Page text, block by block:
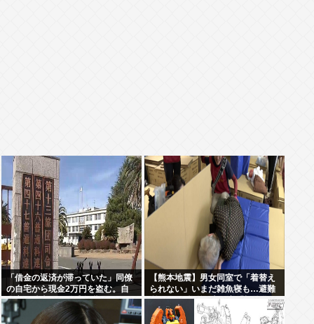
「借金の返済が滞っていた」同僚
の自宅から現金2万円を盗む。自
衛官の陸士長が懲戒免職に
【熊本地震】男女同室で「着替え
られない」いまだ雑魚寝も…避難
所めぐり”格差” 専門家「標準化さ
れていない」